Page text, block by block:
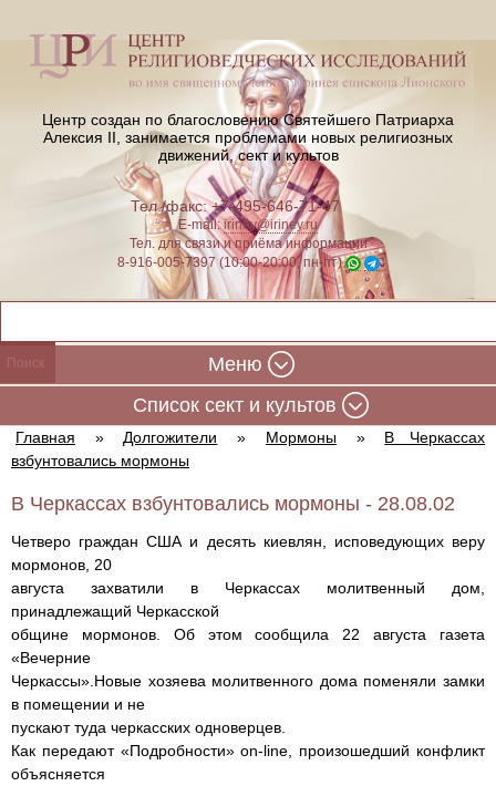
Центр создан по благословению Святейшего Патриарха
Алексия II, занимается проблемами новых религиозных
движений, сект и культов
Тел./факс: +7-495-646-71-47
E-mail:iriney@iriney.ru
Тел. для связи и приёма информации
8-916-005-7397 (10:00-20:00, пн-пт)
Меню
Cписок сект и культов
Главная » Долгожители » Мормоны »
В Черкассах
взбунтовались мормоны
В Черкассах взбунтовались мормоны - 28.08.02
Четверо граждан США и десять киевлян, исповедующих веру
мормонов, 20
августа захватили в Черкассах молитвенный дом,
принадлежащий Черкасской
общине мормонов. Об этом сообщила 22 августа газета
«Вечерние
Черкассы».Новые хозяева молитвенного дома поменяли замки
в помещении и не
пускают туда черкасских одноверцев.
Как передают «Подробности» on-line, произошедший конфликт
объясняется